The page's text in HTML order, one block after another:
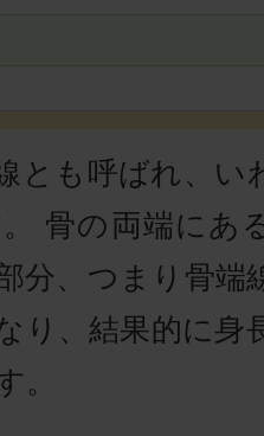
とも呼ばれ、い
骨の両端にあ
分、つまり 骨端
り、結果的に身
。